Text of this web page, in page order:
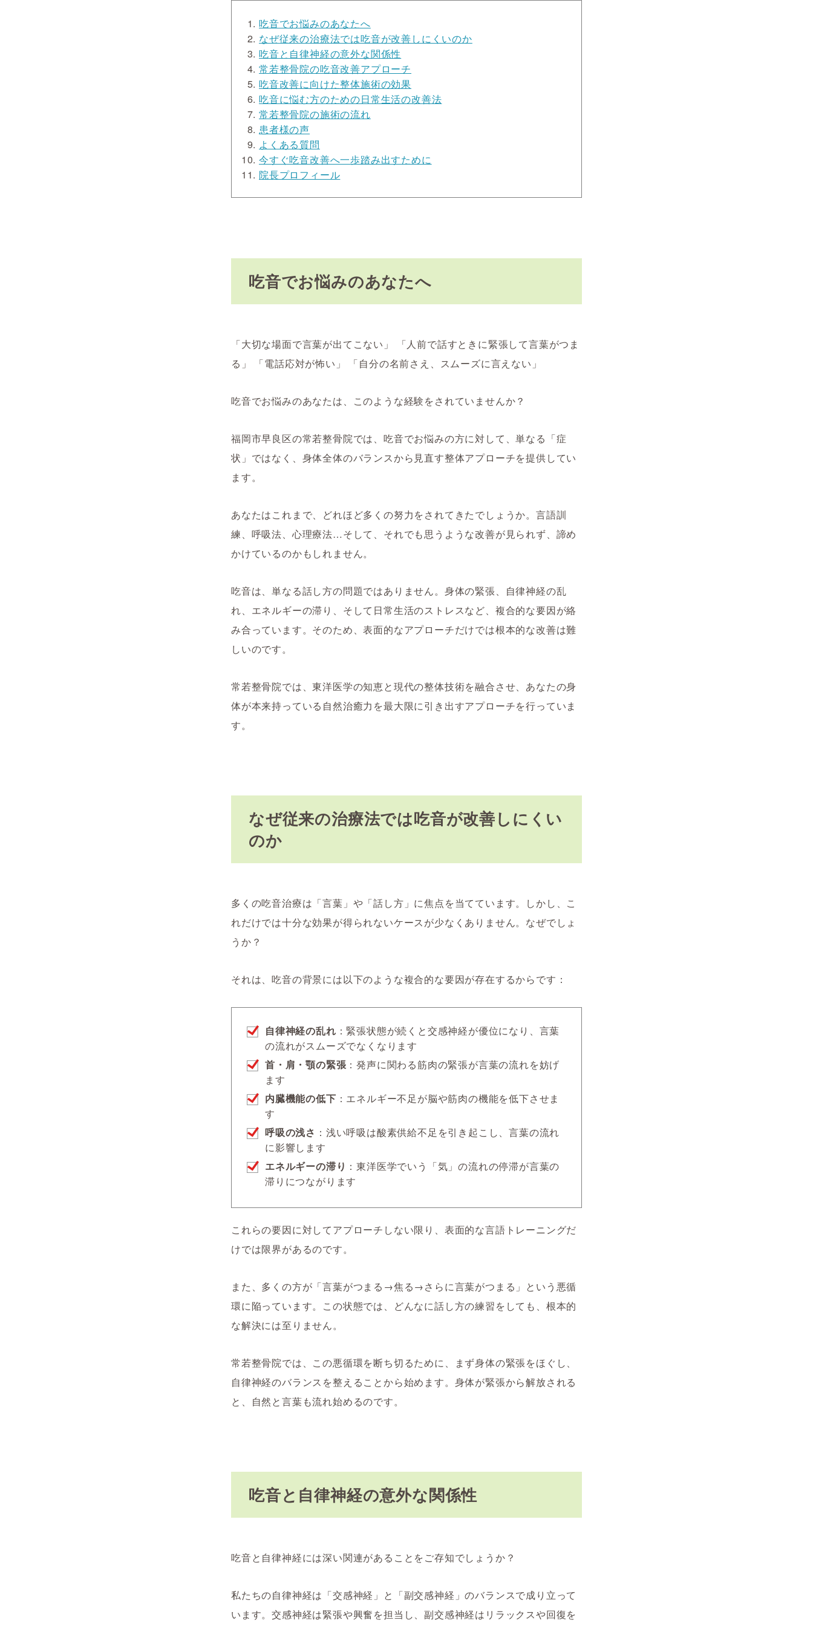
吃音でお悩みのあなたへ
なぜ従来の治療法では吃音が改善しにくいのか
吃音と自律神経の意外な関係性
常若整骨院の吃音改善アプローチ
吃音改善に向けた整体施術の効果
吃音に悩む方のための日常生活の改善法
常若整骨院の施術の流れ
患者様の声
よくある質問
今すぐ吃音改善へ一歩踏み出すために
院長プロフィール
吃音でお悩みのあなたへ
「大切な場面で言葉が出てこない」 「人前で話すときに緊張して言葉がつま
る」 「電話応対が怖い」 「自分の名前さえ、スムーズに言えない」
吃音でお悩みのあなたは、このような経験をされていませんか？
福岡市早良区の常若整骨院では、吃音でお悩みの方に対して、単なる「症
状」ではなく、身体全体のバランスから見直す整体アプローチを提供してい
ます。
あなたはこれまで、どれほど多くの努力をされてきたでしょうか。言語訓
練、呼吸法、心理療法…そして、それでも思うような改善が見られず、諦め
かけているのかもしれません。
吃音は、単なる話し方の問題ではありません。身体の緊張、自律神経の乱
れ、エネルギーの滞り、そして日常生活のストレスなど、複合的な要因が絡
み合っています。そのため、表面的なアプローチだけでは根本的な改善は難
しいのです。
常若整骨院では、東洋医学の知恵と現代の整体技術を融合させ、あなたの身
体が本来持っている自然治癒力を最大限に引き出すアプローチを行っていま
す。
なぜ従来の治療法では吃音が改善しにくい
のか
多くの吃音治療は「言葉」や「話し方」に焦点を当てています。しかし、こ
れだけでは十分な効果が得られないケースが少なくありません。なぜでしょ
うか？
それは、吃音の背景には以下のような複合的な要因が存在するからです：
自律神経の乱れ ：緊張状態が続くと交感神経が優位になり、言葉
の流れがスムーズでなくなります
首・肩・顎の緊張 ：発声に関わる筋肉の緊張が言葉の流れを妨げ
ます
内臓機能の低下 ：エネルギー不足が脳や筋肉の機能を低下させま
す
呼吸の浅さ ：浅い呼吸は酸素供給不足を引き起こし、言葉の流れ
に影響します
エネルギーの滞り ：東洋医学でいう「気」の流れの停滞が言葉の
滞りにつながります
これらの要因に対してアプローチしない限り、表面的な言語トレーニングだ
けでは限界があるのです。
また、多くの方が「言葉がつまる→焦る→さらに言葉がつまる」という悪循
環に陥っています。この状態では、どんなに話し方の練習をしても、根本的
な解決には至りません。
常若整骨院では、この悪循環を断ち切るために、まず身体の緊張をほぐし、
自律神経のバランスを整えることから始めます。身体が緊張から解放される
と、自然と言葉も流れ始めるのです。
吃音と自律神経の意外な関係性
吃音と自律神経には深い関連があることをご存知でしょうか？
私たちの自律神経は「交感神経」と「副交感神経」のバランスで成り立って
います。交感神経は緊張や興奮を担当し、副交感神経はリラックスや回復を